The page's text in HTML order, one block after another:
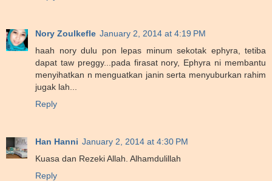
Nory Zoulkefle January 2, 2014 at 4:19 PM
haah nory dulu pon lepas minum sekotak ephyra, tetiba
dapat taw preggy...pada firasat nory, Ephyra ni membantu
menyihatkan n menguatkan janin serta menyuburkan rahim
jugak lah...
Reply
Han Hanni January 2, 2014 at 4:30 PM
Kuasa dan Rezeki Allah. Alhamdulillah
Reply